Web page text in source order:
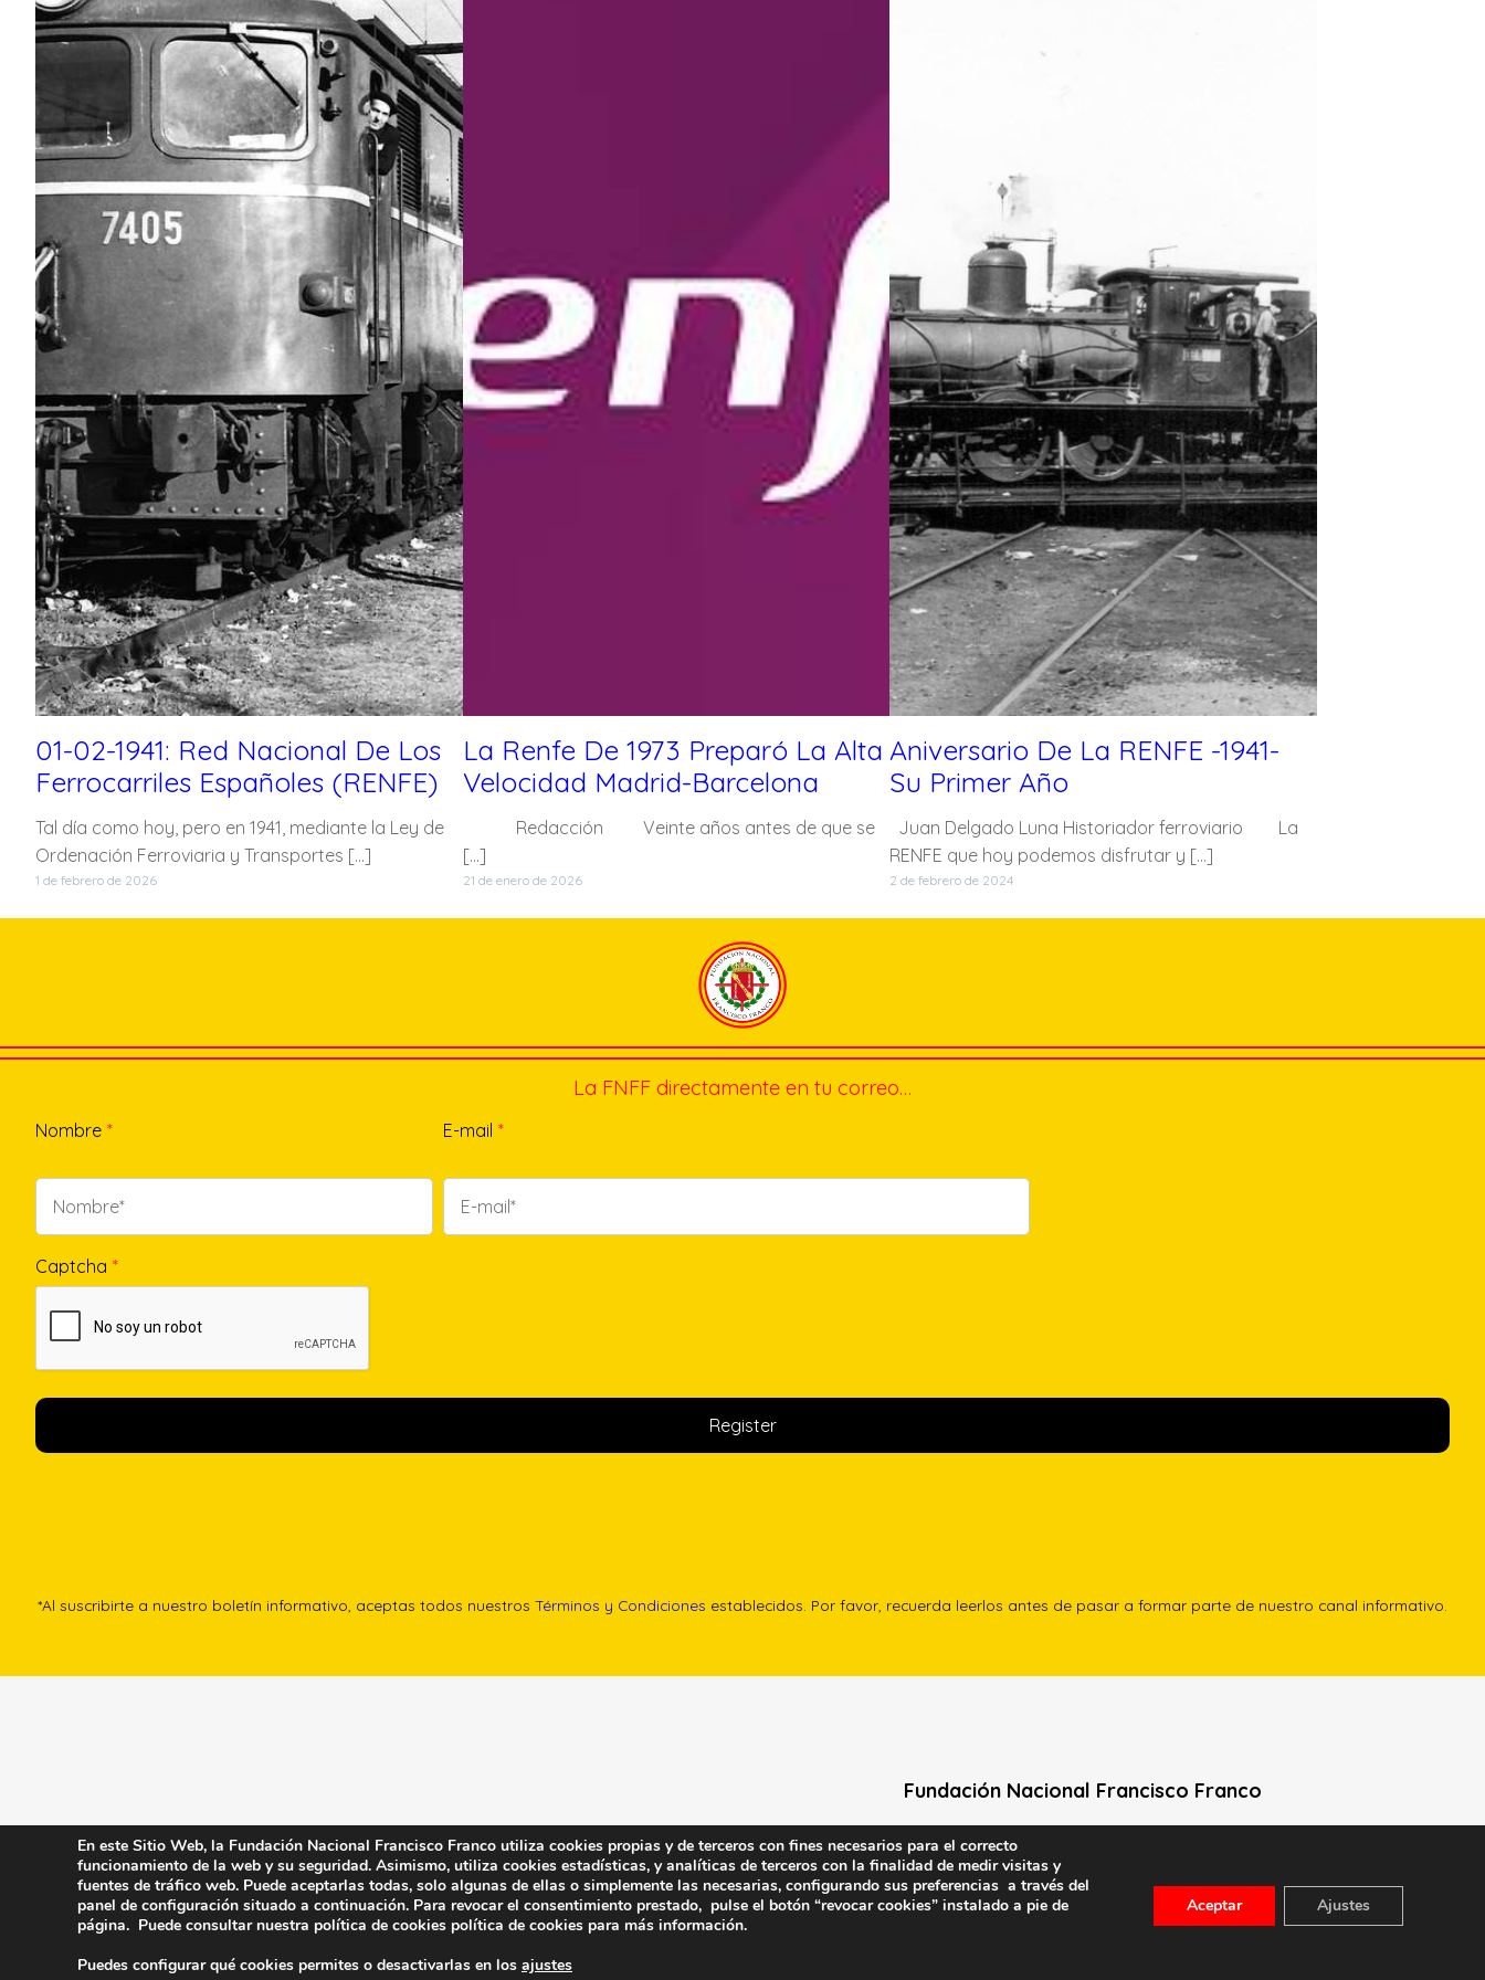
01-02-1941: Red Nacional De Los
Ferrocarriles Españoles (RENFE)
Tal día como hoy, pero en 1941, mediante la Ley de
Ordenación Ferroviaria y Transportes […]
1 de febrero de 2026
La Renfe De 1973 Preparó La Alta
Velocidad Madrid-Barcelona
Redacción Veinte años antes de que se
[…]
21 de enero de 2026
Aniversario De La RENFE -1941-
Su Primer Año
Juan Delgado Luna Historiador ferroviario La
RENFE que hoy podemos disfrutar y […]
2 de febrero de 2024
La FNFF directamente en tu correo…
Nombre * E-mail *
Captcha *
*Al suscribirte a nuestro boletín informativo, aceptas todos nuestros Términos y Condiciones establecidos. Por favor, recuerda leerlos antes de pasar a formar parte de nuestro canal informativo.
Fundación Nacional Francisco Franco
Calle Edgar Neville, 1 -1º Izq
(antes calle General Moscardó)
28020 (Madrid) – Tel. 91 541 21 22
En este Sitio Web, la Fundación Nacional Francisco Franco utiliza cookies propias y de terceros con fines necesarios para el correcto
funcionamiento de la web y su seguridad. Asimismo, utiliza cookies estadísticas, y analíticas de terceros con la finalidad de medir visitas y
fuentes de tráfico web. Puede aceptarlas todas, solo algunas de ellas o simplemente las necesarias, configurando sus preferencias a través del
panel de configuración situado a continuación. Para revocar el consentimiento prestado, pulse el botón “revocar cookies” instalado a pie de
página. Puede consultar nuestra política de cookies política de cookies para más información.
Puedes configurar qué cookies permites o desactivarlas en los ajustes
Aceptar Ajustes